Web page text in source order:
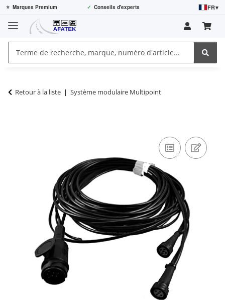
⭐ Marques Premium ✓ Conseils d'experts FR▾
Retour à la liste Système modulaire Multipoint